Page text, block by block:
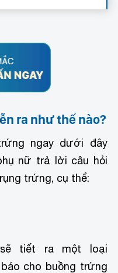
ra như thế nào?
ngay dưới đây
nữ trả lời câu hỏi
trứng, cụ thể:
sẽ tiết ra một loại
cho buồng trứng